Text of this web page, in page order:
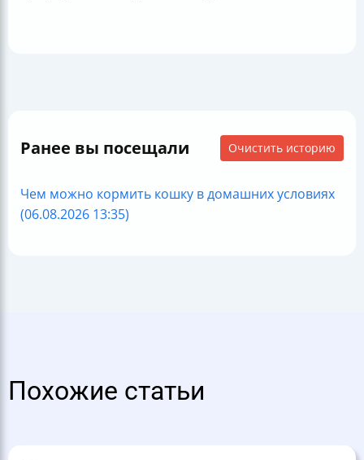
Ранее вы посещали Очистить историю
Чем можно кормить кошку в домашних условиях
(06.08.2026 13:35)
Похожие статьи